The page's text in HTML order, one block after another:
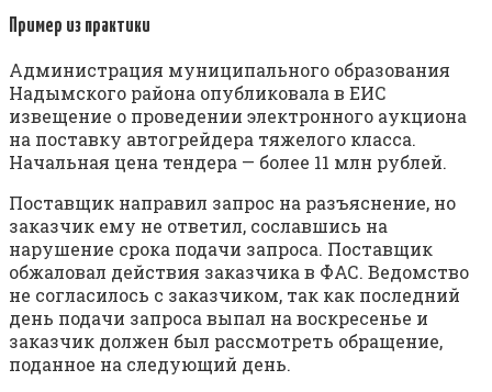
Пример из практики
Администрация муниципального образования
Надымского района опубликовала в ЕИС
извещение о проведении электронного аукциона
на поставку автогрейдера тяжелого класса.
Начальная цена тендера — более 11 млн рублей.
Поставщик направил запрос на разъяснение, но
заказчик ему не ответил, сославшись на
нарушение срока подачи запроса. Поставщик
обжаловал действия заказчика в ФАС. Ведомство
не согласилось с заказчиком, так как последний
день подачи запроса выпал на воскресенье и
заказчик должен был рассмотреть обращение,
поданное на следующий день.